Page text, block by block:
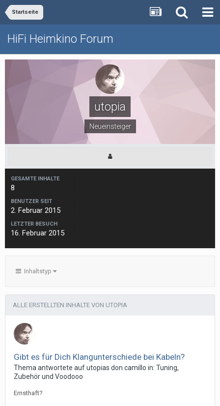
Startseite
HiFi Heimkino Forum
utopia
Neueinsteiger
GESAMTE INHALTE
8
BENUTZER SEIT
2. Februar 2015
LETZTER BESUCH
16. Februar 2015
Inhaltstyp
ALLE ERSTELLTEN INHALTE VON UTOPIA
Gibt es für Dich Klangunterschiede bei Kabeln?
Thema antwortete aufutopias don camillo in: Tuning,
Zubehör und Voodooo
Ernsthaft?